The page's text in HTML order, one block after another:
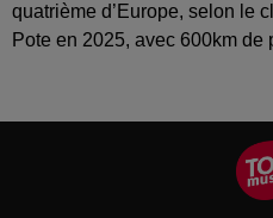
quatrième d’Europe, selon le
Pote en 2025, avec 600km de